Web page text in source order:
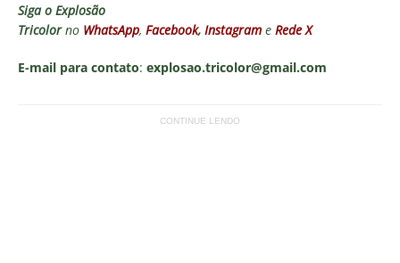
Siga o Explosão
Tricolorno WhatsApp, Facebook, Instagram e Rede X
E-mail para contato: explosao.tricolor@gmail.com
CONTINUE LENDO